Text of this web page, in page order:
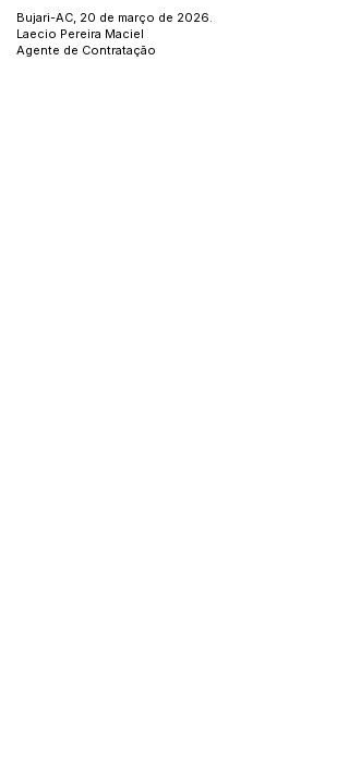
Bujari-AC, 20 de março de 2026.
Laecio Pereira Maciel
Agente de Contratação